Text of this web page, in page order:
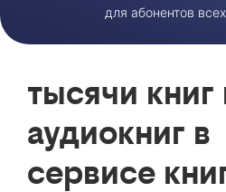
для абонентов
тысячи книг
аудиокниг в
сервисе